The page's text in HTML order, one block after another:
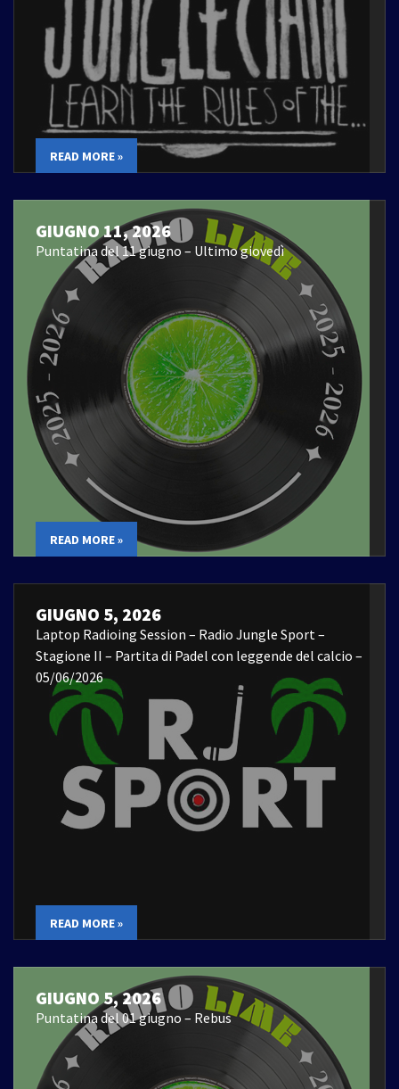
READ MORE »
GIUGNO 11, 2026
Puntatina del 11 giugno – Ultimo giovedì
READ MORE »
GIUGNO 5, 2026
Laptop Radioing Session – Radio Jungle Sport –
Stagione II – Partita di Padel con leggende del calcio –
05/06/2026
READ MORE »
GIUGNO 5, 2026
Puntatina del 01 giugno – Rebus